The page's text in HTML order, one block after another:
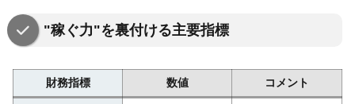
"稼ぐ力"を裏付ける主要指標
財務指標 数値 コメント